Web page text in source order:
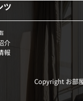
ツ
介
報
Copyright お部